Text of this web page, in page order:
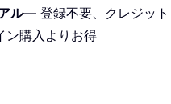
ル— 登録不要、クレジッ
購入よりお得